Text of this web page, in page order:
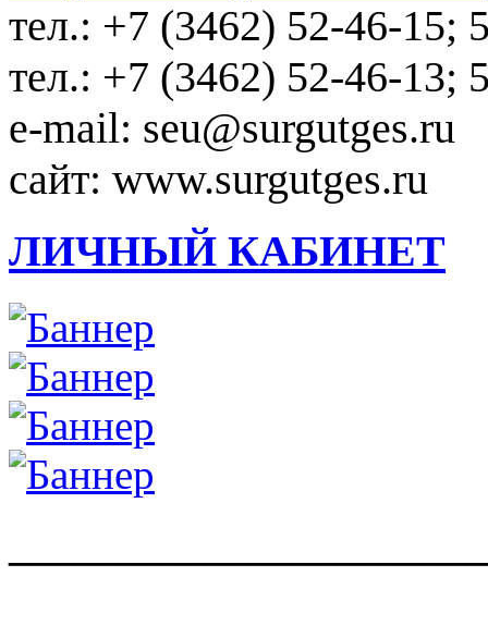
тел.: +7 (3462) 52-46-15;
тел.: +7 (3462) 52-46-13;
e-mail: seu@surgutges.ru
сайт: www.surgutges.ru
ЛИЧНЫЙ КАБИНЕТ